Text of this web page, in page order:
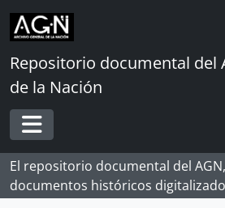
Skip to main content
Repositorio documental del
de la Nación
Toggle navigation
El repositorio documental del
documentos históricos